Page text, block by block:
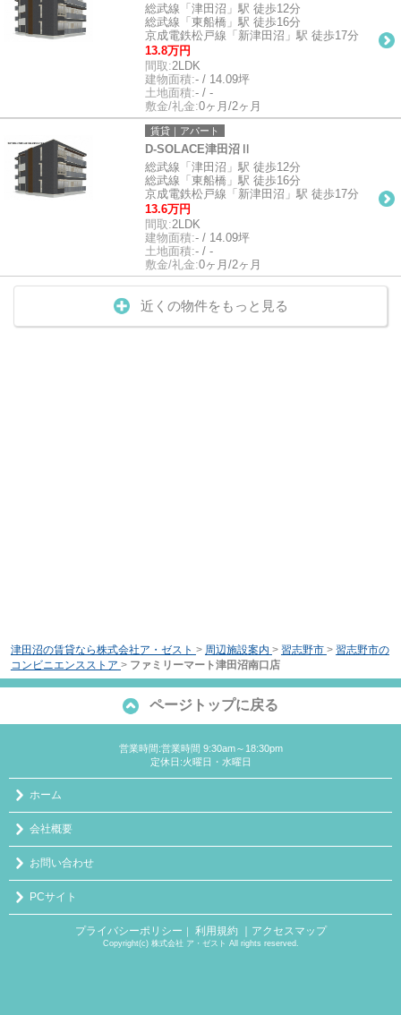
総武線「津田沼」駅 徒歩12分
総武線「東船橋」駅 徒歩16分
京成電鉄松戸線「新津田沼」駅 徒歩17分
13.8万円
間取:2LDK
建物面積:- / 14.09坪
土地面積:- / -
敷金/礼金:0ヶ月/2ヶ月
賃貸｜アパート
D-SOLACE津田沼Ⅱ
総武線「津田沼」駅 徒歩12分
総武線「東船橋」駅 徒歩16分
京成電鉄松戸線「新津田沼」駅 徒歩17分
13.6万円
間取:2LDK
建物面積:- / 14.09坪
土地面積:- / -
敷金/礼金:0ヶ月/2ヶ月
近くの物件をもっと見る
津田沼の賃貸なら株式会社ア・ゼスト > 周辺施設案内 > 習志野市 > 習志野市の
コンビニエンスストア > ファミリーマート津田沼南口店
ページトップに戻る
営業時間:営業時間 9:30am～18:30pm
定休日:火曜日・水曜日
ホーム
会社概要
お問い合わせ
PCサイト
プライバシーポリシー ｜ 利用規約 ｜アクセスマップ
Copyright(c) 株式会社 ア・ゼスト All rights reserved.